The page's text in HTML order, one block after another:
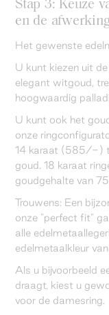
Stap 3: Keuze
en de
Het gewenste
U kunt kiezen uit
elegant witgoud,
hoogwaardig
U kunt ook het
onze
14 karaat (585/-)
goud. 18 karaat
goudgehalte van
Trouwens: Een
onze "perfect fit"
alle
edelmetaalkleur
Als u bijvoorbeeld
draagt, kiest u
voor de damesring.